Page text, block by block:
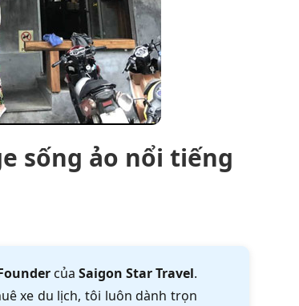
sống ảo nổi tiếng
của Saigon Star Travel.
xe du lịch, tôi luôn dành trọn